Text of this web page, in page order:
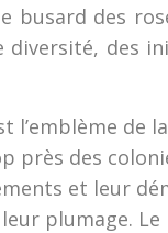
busard des
des
de
près des
et leur
plumage.